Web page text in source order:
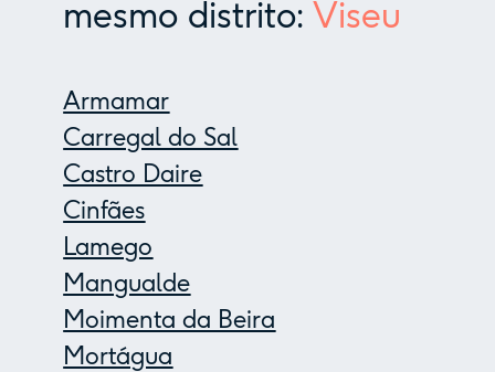
mesmo distrito:Viseu
Armamar
Carregal do Sal
Castro Daire
Cinfães
Lamego
Mangualde
Moimenta da Beira
Mortágua